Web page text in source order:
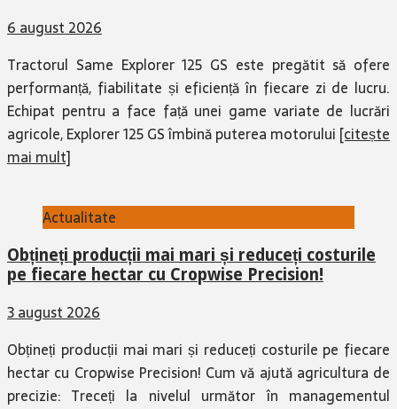
6 august 2026
Tractorul Same Explorer 125 GS este pregătit să ofere
performanță, fiabilitate și eficiență în fiecare zi de lucru.
Echipat pentru a face față unei game variate de lucrări
agricole, Explorer 125 GS îmbină puterea motorului [citește
mai mult]
Actualitate
Obțineți producții mai mari și reduceți costurile
pe fiecare hectar cu Cropwise Precision!
3 august 2026
Obțineți producții mai mari și reduceți costurile pe fiecare
hectar cu Cropwise Precision! Cum vă ajută agricultura de
precizie: Treceți la nivelul următor în managementul